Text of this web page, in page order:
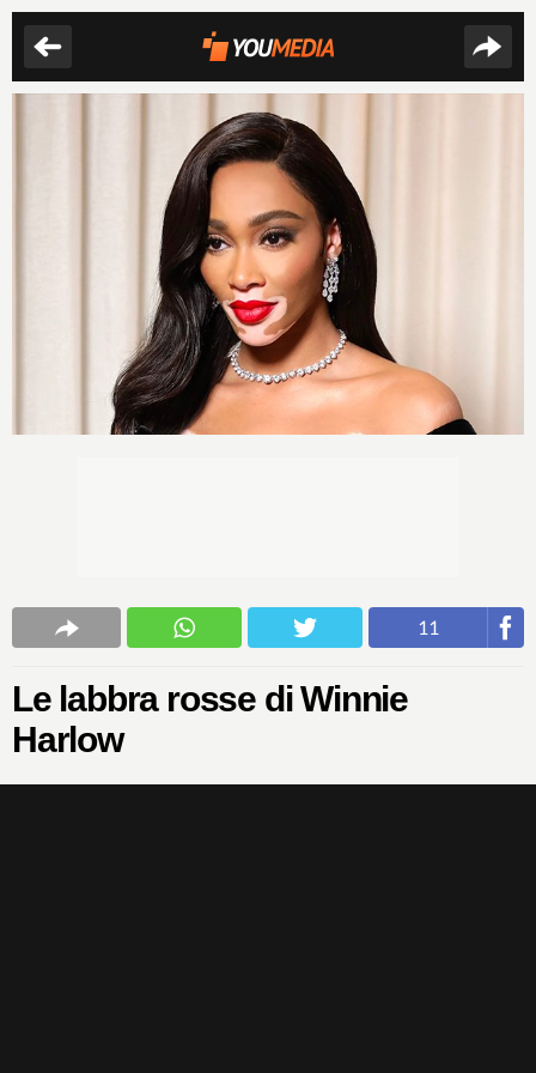
11
Le labbra rosse di Winnie
Harlow